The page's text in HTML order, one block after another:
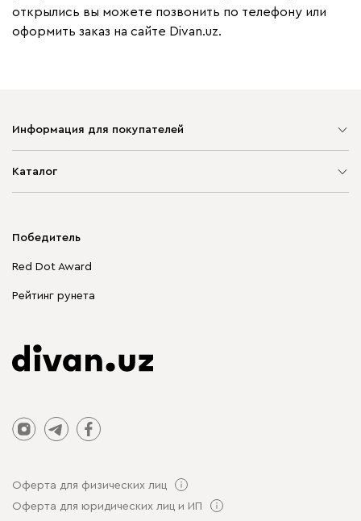
открылись вы можете позвонить по телефону или
оформить заказ на сайте Divan.uz.
Информация для покупателей
Каталог
Корпусная мебель
Столы и стулья
Победитель
Red Dot Award
Рейтинг рунета
Оферта для физических лиц
Оферта для юридических лиц и ИП